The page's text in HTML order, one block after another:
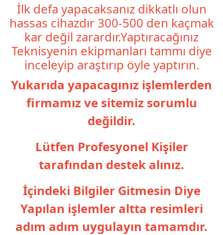
İlk defa yapacaksanız dikkatlı olun
hassas cihazdır 300-500 den kaçmak
kar değil zarardır.Yaptıracağınız
Teknisyenin ekipmanları tammı diye
inceleyip araştırıp öyle yaptırın.
Yukarıda yapacagınız işlemlerden
firmamız ve sitemiz sorumlu
değildir.
Lütfen Profesyonel Kişiler
tarafından destek alınız.
İçindeki Bilgiler Gitmesin Diye
Yapılan işlemler altta resimleri
adım adım uygulayın tamamdır.